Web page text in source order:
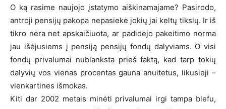
O ką rasime naujojo įstatymo aiškinamajame? Pasirodo,
antroji pensijų pakopa nepasiekė jokių jai keltų tikslų. Ir iš
tikro nėra net apskaičiuota, ar padidėjo pakeitimo norma
jau išėjusiems į pensiją pensijų fondų dalyviams. O visi
fondų privalumai nublanksta prieš faktą, kad tarp tokių
dalyvių vos vienas procentas gauna anuitetus, likusieji –
vienkartines išmokas.
Kiti dar 2002 metais minėti privalumai irgi tampa blefu,